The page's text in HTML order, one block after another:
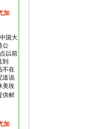
加
国大
公
以前
到
不在
送说
美玫
供鲜
加